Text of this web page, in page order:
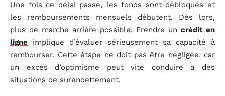
Une fois ce délai passé, les fonds sont débloqués et
les remboursements mensuels débutent. Dès lors,
plus de marche arrière possible. Prendre un crédit en
ligne implique d’évaluer sérieusement sa capacité à
rembourser. Cette étape ne doit pas être négligée, car
un excès d’optimisme peut vite conduire à des
situations de surendettement.